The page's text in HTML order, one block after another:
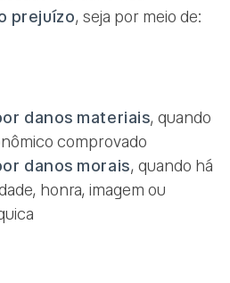
prejuízo, seja por meio de:
danos materiais, quando
comprovado
danos morais, quando há
honra, imagem ou